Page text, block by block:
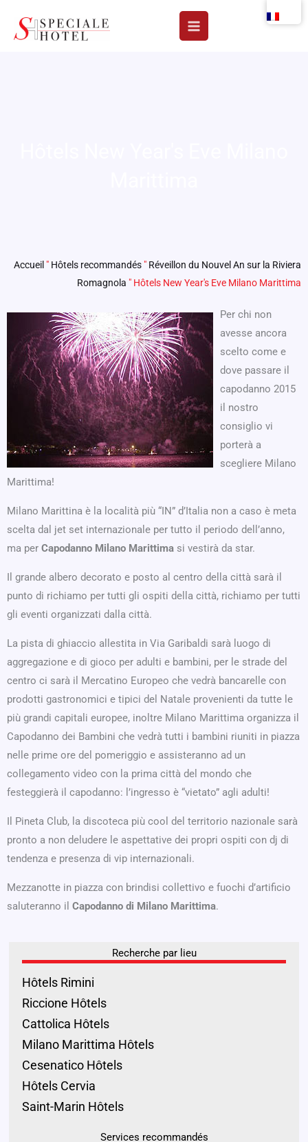
Accueil " Hôtels recommandés " Réveillon du Nouvel An sur la Riviera
Romagnola " Hôtels New Year's Eve Milano Marittima
Per chi non
avesse ancora
scelto come e
dove passare il
capodanno 2015
il nostro
consiglio vi
porterà a
scegliere Milano
Marittima!
Milano Marittina è la località più “IN” d’Italia non a caso è meta
scelta dal jet set internazionale per tutto il periodo dell’anno,
ma per Capodanno Milano Marittima si vestirà da star.
Il grande albero decorato e posto al centro della città sarà il
punto di richiamo per tutti gli ospiti della città, richiamo per tutti
gli eventi organizzati dalla città.
La pista di ghiaccio allestita in Via Garibaldi sarà luogo di
aggregazione e di gioco per adulti e bambini, per le strade del
centro ci sarà il Mercatino Europeo che vedrà bancarelle con
prodotti gastronomici e tipici del Natale provenienti da tutte le
più grandi capitali europee, inoltre Milano Marittima organizza il
Capodanno dei Bambini che vedrà tutti i bambini riuniti in piazza
nelle prime ore del pomeriggio e assisteranno ad un
collegamento video con la prima città del mondo che
festeggierà il capodanno: l’ingresso è “vietato” agli adulti!
Il Pineta Club, la discoteca più cool del territorio nazionale sarà
pronto a non deludere le aspettative dei propri ospiti con dj di
tendenza e presenza di vip internazionali.
Mezzanotte in piazza con brindisi collettivo e fuochi d’artificio
saluteranno il Capodanno di Milano Marittima.
Recherche par lieu
Hôtels Rimini
Riccione Hôtels
Cattolica Hôtels
Milano Marittima Hôtels
Cesenatico Hôtels
Hôtels Cervia
Saint-Marin Hôtels
Services recommandés